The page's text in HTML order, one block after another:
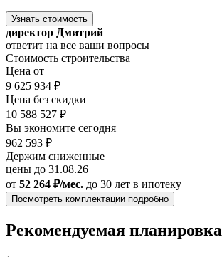
Узнать стоимость
директор Дмитрий
ответит на все ваши вопросы
Стоимость строительства
Цена от
9 625 934 ₽
Цена без скидки
10 588 527 ₽
Вы экономите сегодня
962 593 ₽
Держим сниженные
цены до 31.08.26
от 52 264 ₽/мес. до 30 лет в ипотеку
Посмотреть комплектации подробно
Рекомендуемая планировка